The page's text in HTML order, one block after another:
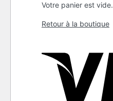
Votre panier est vide.
Retour à la boutique